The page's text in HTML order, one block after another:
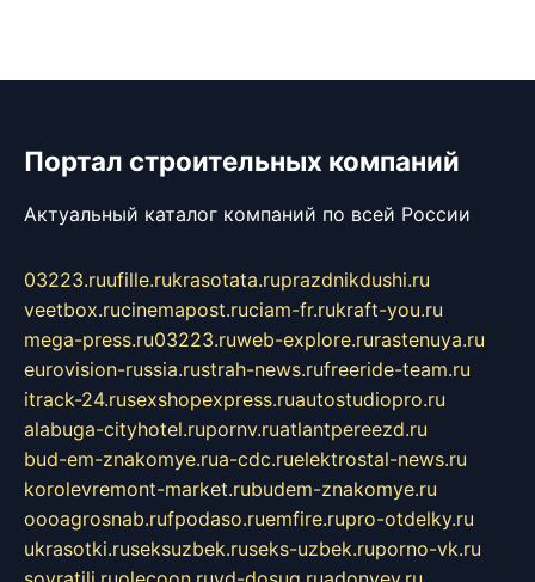
Портал строительных компаний
Актуальный каталог компаний по всей России
03223.ruufille.rukrasotata.ruprazdnikdushi.ru
veetbox.rucinemapost.ruciam-fr.rukraft-you.ru
mega-press.ru03223.ruweb-explore.rurastenuya.ru
eurovision-russia.rustrah-news.rufreeride-team.ru
itrack-24.rusexshopexpress.ruautostudiopro.ru
alabuga-cityhotel.rupornv.ruatlantpereezd.ru
bud-em-znakomye.rua-cdc.ruelektrostal-news.ru
korolevremont-market.rubudem-znakomye.ru
oooagrosnab.rufpodaso.ruemfire.rupro-otdelky.ru
ukrasotki.ruseksuzbek.ruseks-uzbek.ruporno-vk.ru